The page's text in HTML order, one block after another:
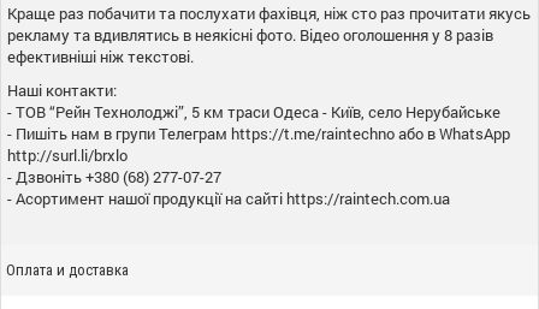
Краще раз побачити та послухати фахівця, ніж сто раз прочитати якусь
рекламу та вдивлятись в неякісні фото. Відео оголошення у 8 разів
ефективніші ніж текстові.
Наші контакти:
- ТОВ “Рейн Технолоджі”, 5 км траси Одеса - Київ, село Нерубайське
- Пишіть нам в групи Телеграм https://t.me/raintechno або в WhatsApp
http://surl.li/brxlo
- Дзвоніть +380 (68) 277-07-27
- Асортимент нашої продукції на сайті https://raintech.com.ua
Оплата и доставка